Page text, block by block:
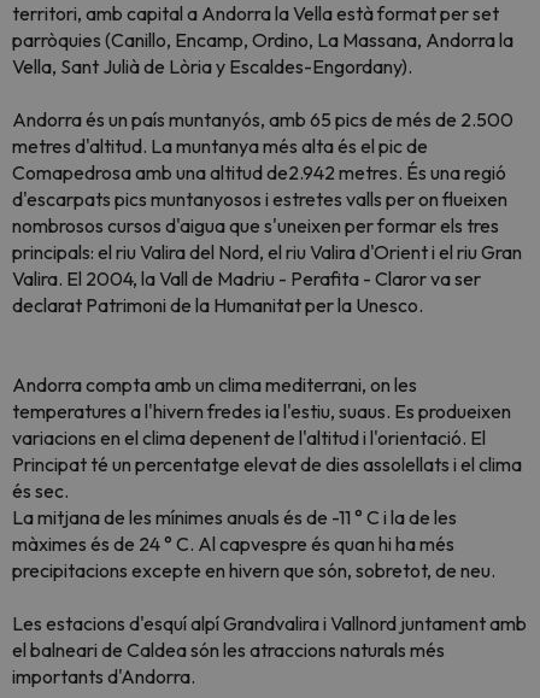
territori, amb capital a Andorra la Vella està format per set
parròquies (Canillo, Encamp, Ordino, La Massana, Andorra la
Vella, Sant Julià de Lòria y Escaldes-Engordany).
Andorra és un país muntanyós, amb 65 pics de més de 2.500
metres d'altitud. La muntanya més alta és el pic de
Comapedrosa amb una altitud de2.942 metres. És una regió
d'escarpats pics muntanyosos i estretes valls per on flueixen
nombrosos cursos d'aigua que s'uneixen per formar els tres
principals: el riu Valira del Nord, el riu Valira d'Orient i el riu Gran
Valira. El 2004, la Vall de Madriu - Perafita - Claror va ser
declarat Patrimoni de la Humanitat per la Unesco.
Andorra compta amb un clima mediterrani, on les
temperatures a l'hivern fredes ia l'estiu, suaus. Es produeixen
variacions en el clima depenent de l'altitud i l'orientació. El
Principat té un percentatge elevat de dies assolellats i el clima
és sec.
La mitjana de les mínimes anuals és de -11 ° C i la de les
màximes és de 24 ° C. Al capvespre és quan hi ha més
precipitacions excepte en hivern que són, sobretot, de neu.
Les estacions d'esquí alpí Grandvalira i Vallnord juntament amb
el balneari de Caldea són les atraccions naturals més
importants d'Andorra.